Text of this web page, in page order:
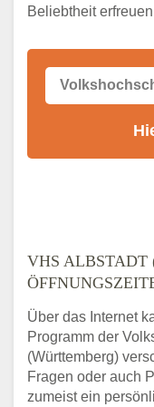
Alternativen
Beliebtheit
VHS ALBSTADT
Über das Internet
Programm der
(Württemberg)
Fragen oder auch
zumeist ein